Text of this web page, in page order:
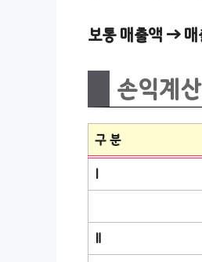
보통 매출액 →
손익계
구 분
Ⅰ
Ⅱ